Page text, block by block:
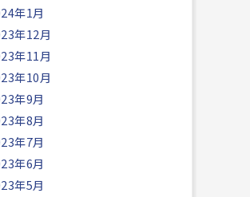
年1月
年12月
年11月
年10月
年9月
年8月
年7月
年6月
年5月